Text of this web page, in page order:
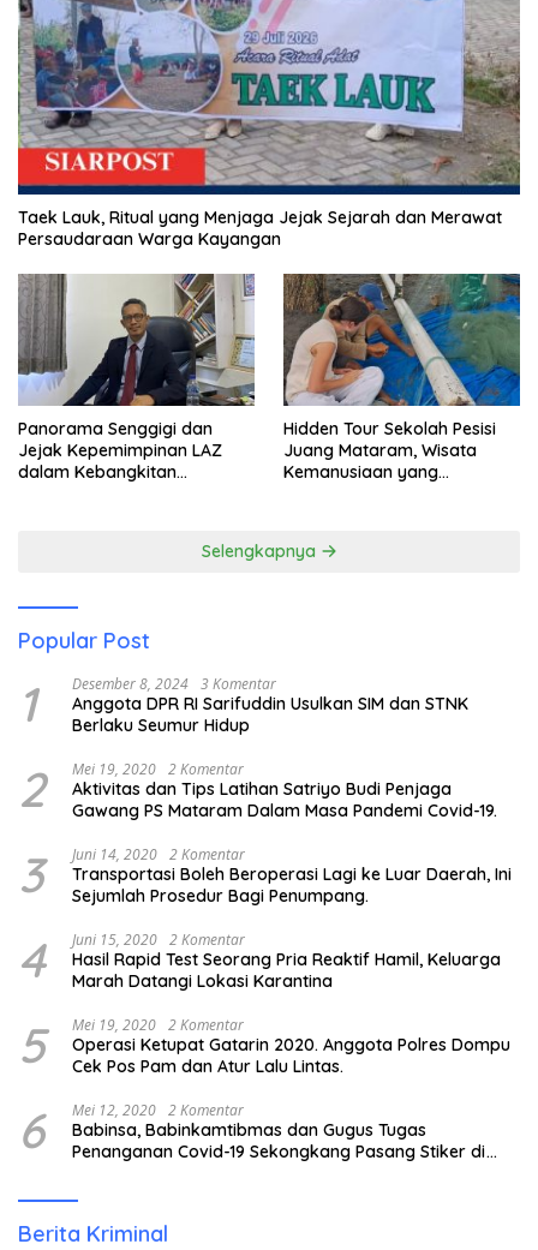
Taek Lauk, Ritual yang Menjaga Jejak Sejarah dan Merawat
Persaudaraan Warga Kayangan
Panorama Senggigi dan
Jejak Kepemimpinan LAZ
dalam Kebangkitan
Hidden Tour Sekolah Pesisi
Juang Mataram, Wisata
Kemanusiaan yang
Selengkapnya
Popular Post
1 Desember 8, 2024 3 Komentar
Anggota DPR RI Sarifuddin Usulkan SIM dan STNK
Berlaku Seumur Hidup
2 Mei 19, 2020 2 Komentar
Aktivitas dan Tips Latihan Satriyo Budi Penjaga
Gawang PS Mataram Dalam Masa Pandemi Covid-19.
3 Juni 14, 2020 2 Komentar
Transportasi Boleh Beroperasi Lagi ke Luar Daerah, Ini
Sejumlah Prosedur Bagi Penumpang.
4 Juni 15, 2020 2 Komentar
Hasil Rapid Test Seorang Pria Reaktif Hamil, Keluarga
Marah Datangi Lokasi Karantina
5 Mei 19, 2020 2 Komentar
Operasi Ketupat Gatarin 2020. Anggota Polres Dompu
Cek Pos Pam dan Atur Lalu Lintas.
6 Mei 12, 2020 2 Komentar
Babinsa, Babinkamtibmas dan Gugus Tugas
Penanganan Covid-19 Sekongkang Pasang Stiker di
Berita Kriminal